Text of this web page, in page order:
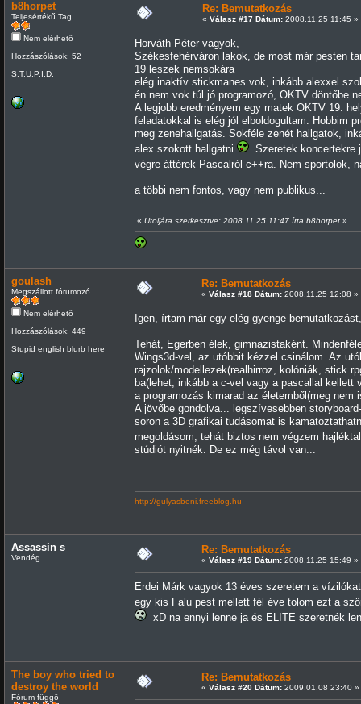
b8horpet
Teljesértékű Tag
Nem elérhető
Hozzászólások: 52
S.T.U.P.I.D.
Re: Bemutatkozás
« Válasz #17 Dátum:2008.11.25 11:45 »
Horváth Péter vagyok,
Székesfehérváron lakok, de most már pesten
19 leszek nemsokára
elég inaktív stickmanes vok, inkább alexxel
én nem vok túl jó programozó, OKTV döntőbe
A legjobb eredményem egy matek OKTV 19.
feladatokkal is elég jól elboldogultam. Hobbim
meg zenehallgatás. Sokféle zenét hallgatok,
alex szokott hallgatni
. Szeretek koncertekre
végre áttérek Pascalról c++ra. Nem sportolok,
a többi nem fontos, vagy nem publikus...
« Utoljára szerkesztve: 2008.11.25 11:47 írta b8horpet»
goulash
Megszállott fórumozó
Nem elérhető
Hozzászólások: 449
Stupid english blurb here
Re: Bemutatkozás
« Válasz #18 Dátum:2008.11.25 12:08 »
Igen, írtam már egy elég gyenge
Tehát, Egerben élek, gimnazistaként.
Wings3d-vel, az utóbbit kézzel csinálom. Az
rajzolok/modellezek(realhirroz, kolóniák, stick
ba(lehet, inkább a c-vel vagy a pascallal kellett
a programozás kimarad az életemből(meg
A jövőbe gondolva... legszívesebben
soron a 3D grafikai tudásomat is
megoldásom, tehát biztos nem végzem
stúdiót nyitnék. De ez még távol van...
http://gulyasbeni.freeblog.hu
Assassin s
Vendég
Re: Bemutatkozás
« Válasz #19 Dátum:2008.11.25 15:49 »
Erdei Márk vagyok 13 éves szeretem a
egy kis Falu pest mellett fél éve tolom ezt a
xD na ennyi lenne ja és ELITE szeretnék
The boy who tried to
destroy the world
Fórum függő
Re: Bemutatkozás
« Válasz #20 Dátum:2009.01.08 23:40 »